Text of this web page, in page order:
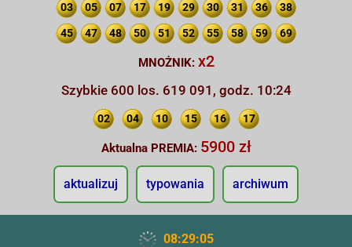
03 05 07 17 19 29 30 31 36 38
45 47 48 50 51 52 55 58 59 69
MNOŻNIK: x2
Szybkie 600 los. 619 091, godz. 10:24
02 04 10 15 16 17
Aktualna PREMIA: 5900 zł
aktualizuj typowania archiwum
08:29:06